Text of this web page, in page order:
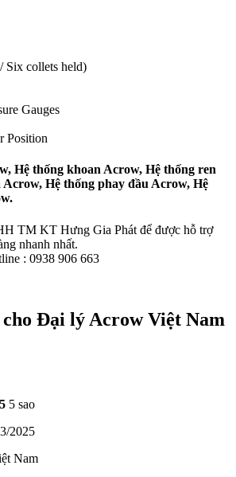
Six collets held)
Gauges
Position
Hệ thống khoan Acrow, Hệ thống ren
Hệ thống phay đầu Acrow, Hệ
TM KT Hưng Gia Phát để được hỗ trợ
nhanh nhất.
: 0938 906 663
Đại lý Acrow Việt Nam
5 5 sao
2025
Nam